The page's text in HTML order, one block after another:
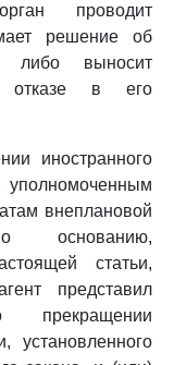
проводит
решение об
либо выносит
отказе в его
иностранного
внеплановой
основанию,
статьи,
представил
прекращении
установленного